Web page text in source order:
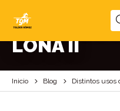
DISTINTOS
LONA II
Inicio Blog Distintos usos